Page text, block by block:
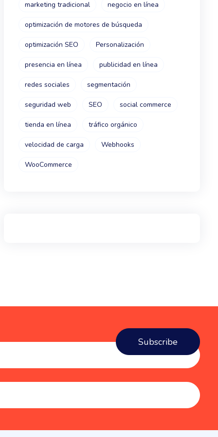
marketing tradicional negocio en línea
optimización de motores de búsqueda
optimización SEO Personalización
presencia en línea publicidad en línea
redes sociales segmentación
seguridad web SEO social commerce
tienda en línea tráfico orgánico
velocidad de carga Webhooks
WooCommerce